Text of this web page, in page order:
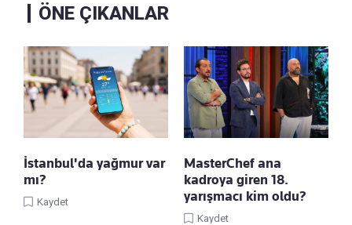
ÖNE ÇIKANLAR
İstanbul'da yağmur var
mı?
Kaydet
MasterChef ana
kadroya giren 18.
yarışmacı kim oldu?
Kaydet